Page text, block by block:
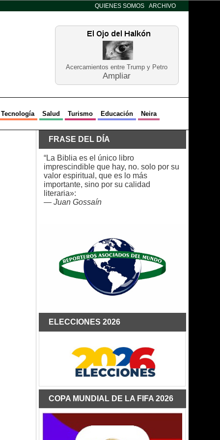
QUIENES SOMOS ARCHIVO
Acercamientos entre Trump y Petro
Ampliar
Tecnología Salud Turismo Educación Neira
FRASE DEL DÍA
“La Biblia es el único libro
imprescindible que hay, no. solo por su
valor espiritual, que es lo más
importante, sino por su calidad
literaria»:
— Juan Gossaín
ELECCIONES 2026
COPA MUNDIAL DE LA FIFA 2026